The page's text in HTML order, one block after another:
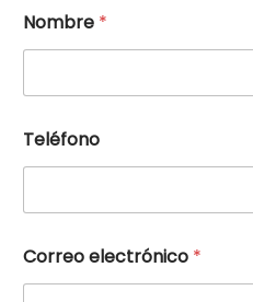
o
m
r
C
o
r
e
*
Nombre *
Teléfono
Correo electrónico *